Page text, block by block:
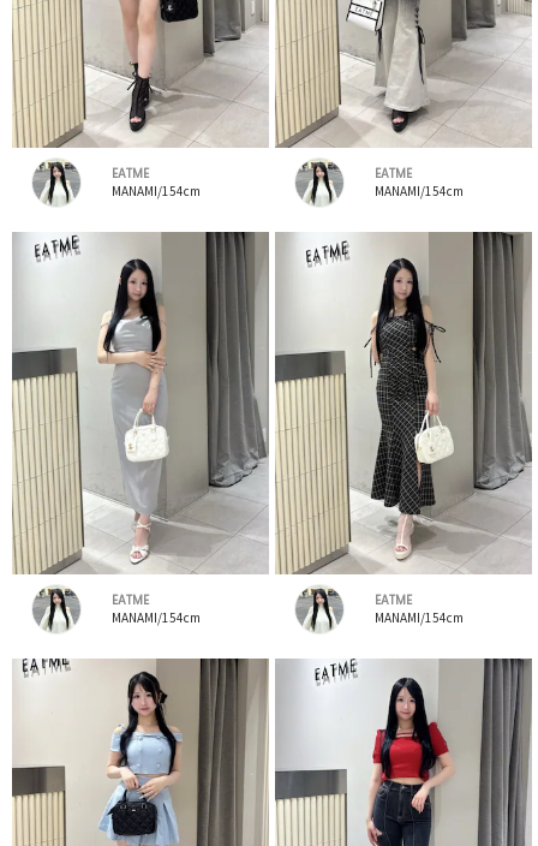
EATME
MANAMI/154cm
EATME
MANAMI/154cm
EATME
MANAMI/154cm
EATME
MANAMI/154cm